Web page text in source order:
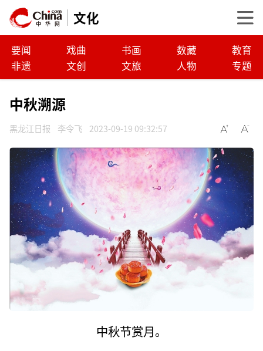
文化
要闻 戏曲 书画 数藏
教育
非遗
文创 文旅 人物 专题
中秋溯源
黑龙江日报 李令飞 2023-09-19 09:32:57
中秋节赏月。